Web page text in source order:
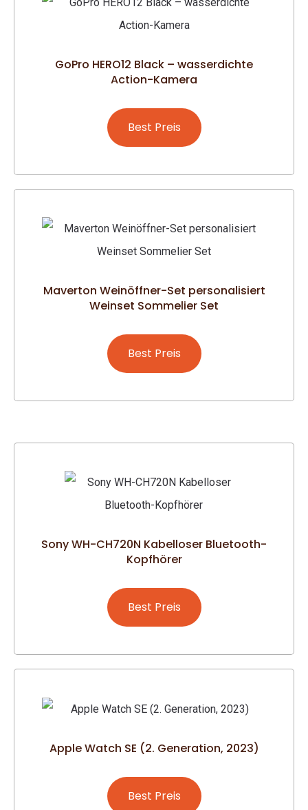
GoPro HERO12 Black – wasserdichte
Action-Kamera
Best Preis
Maverton Weinöffner-Set personalisiert
Weinset Sommelier Set
Best Preis
Sony WH-CH720N Kabelloser Bluetooth-
Kopfhörer
Best Preis
Apple Watch SE (2. Generation, 2023)
Best Preis